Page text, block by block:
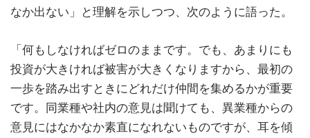
なか出ない」と理解を示しつつ、次のように語った。
「何もしなければゼロのままです。でも、あまりにも
投資が大きければ被害が大きくなりますから、最初の
一歩を踏み出すときにどれだけ仲間を集めるかが重要
です。同業種や社内の意見は聞けても、異業種からの
意見にはなかなか素直になれないものですが、耳を傾